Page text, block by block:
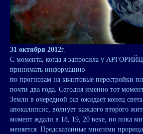
31 октября 2012г.
С момента, когда я запросила у
принимать информацию
по прогнозам на квантовые перестройки
почти два года. Сегодня именно тот
Земли в очередной раз ожидает конец
апокалипсис, волнует каждого второго
момент ждали в 18, 19, 20 веке, но пока
меняется. Предсказанные многими